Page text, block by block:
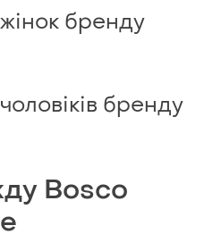
бренду
бренду
Bosco